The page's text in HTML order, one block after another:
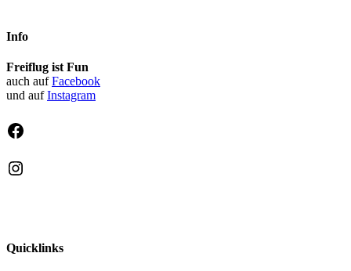
Info
Freiflug ist Fun
auch aufFacebook
und aufInstagram
Facebook
Instagram
Quicklinks